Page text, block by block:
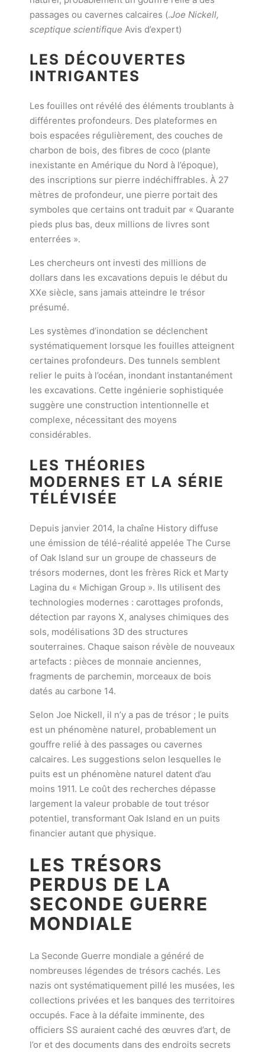
passages ou cavernes calcaires (.Joe Nickell,
sceptique scientifique Avis d’expert)
LES DÉCOUVERTES
INTRIGANTES
Les fouilles ont révélé des éléments troublants à
différentes profondeurs. Des plateformes en
bois espacées régulièrement, des couches de
charbon de bois, des fibres de coco (plante
inexistante en Amérique du Nord à l’époque),
des inscriptions sur pierre indéchiffrables. À 27
mètres de profondeur, une pierre portait des
symboles que certains ont traduit par « Quarante
pieds plus bas, deux millions de livres sont
enterrées ».
Les chercheurs ont investi des millions de
dollars dans les excavations depuis le début du
XXe siècle, sans jamais atteindre le trésor
présumé.
Les systèmes d’inondation se déclenchent
systématiquement lorsque les fouilles atteignent
certaines profondeurs. Des tunnels semblent
relier le puits à l’océan, inondant instantanément
les excavations. Cette ingénierie sophistiquée
suggère une construction intentionnelle et
complexe, nécessitant des moyens
considérables.
LES THÉORIES
MODERNES ET LA SÉRIE
TÉLÉVISÉE
Depuis janvier 2014, la chaîne History diffuse
une émission de télé-réalité appelée The Curse
of Oak Island sur un groupe de chasseurs de
trésors modernes, dont les frères Rick et Marty
Lagina du « Michigan Group ». Ils utilisent des
technologies modernes : carottages profonds,
détection par rayons X, analyses chimiques des
sols, modélisations 3D des structures
souterraines. Chaque saison révèle de nouveaux
artefacts : pièces de monnaie anciennes,
fragments de parchemin, morceaux de bois
datés au carbone 14.
Selon Joe Nickell, il n’y a pas de trésor ; le puits
est un phénomène naturel, probablement un
gouffre relié à des passages ou cavernes
calcaires. Les suggestions selon lesquelles le
puits est un phénomène naturel datent d’au
moins 1911. Le coût des recherches dépasse
largement la valeur probable de tout trésor
potentiel, transformant Oak Island en un puits
financier autant que physique.
LES TRÉSORS
PERDUS DE LA
SECONDE GUERRE
MONDIALE
La Seconde Guerre mondiale a généré de
nombreuses légendes de trésors cachés. Les
nazis ont systématiquement pillé les musées, les
collections privées et les banques des territoires
occupés. Face à la défaite imminente, des
officiers SS auraient caché des œuvres d’art, de
l’or et des documents dans des endroits secrets